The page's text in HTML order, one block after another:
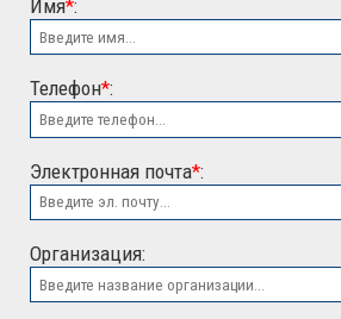
ООО "ЭСК"
Имя*:
Телефон*:
Электронная почта*:
Организация: